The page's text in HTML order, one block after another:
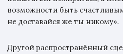
возможности быть
не доставайся же ты никому».
Другой распространённый